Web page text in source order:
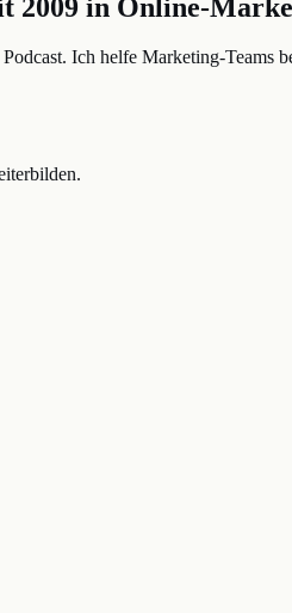
2009 in Online-
Ich helfe Marketing-Teams